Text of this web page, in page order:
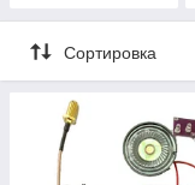
Сортировка